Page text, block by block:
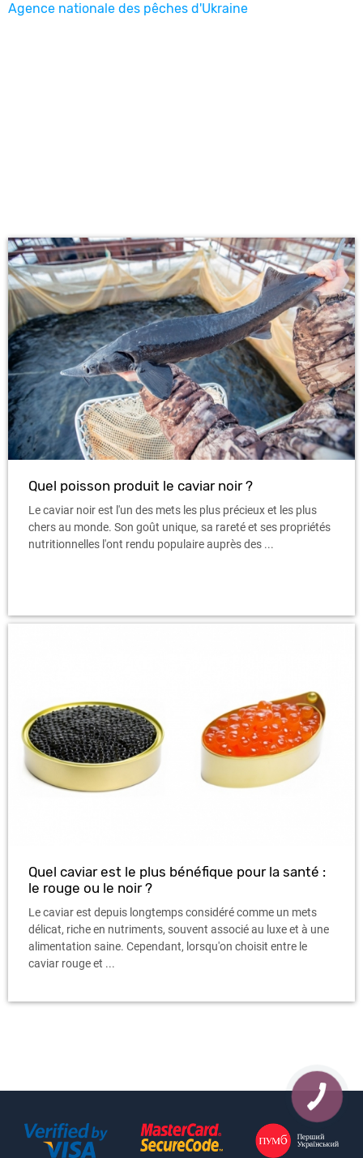
Agence nationale des pêches d'Ukraine
Quel poisson produit le caviar noir ?
Le caviar noir est l'un des mets les plus précieux et les plus
chers au monde. Son goût unique, sa rareté et ses propriétés
nutritionnelles l'ont rendu populaire auprès des ...
Quel caviar est le plus bénéfique pour la santé :
le rouge ou le noir ?
Le caviar est depuis longtemps considéré comme un mets
délicat, riche en nutriments, souvent associé au luxe et à une
alimentation saine. Cependant, lorsqu'on choisit entre le
caviar rouge et ...